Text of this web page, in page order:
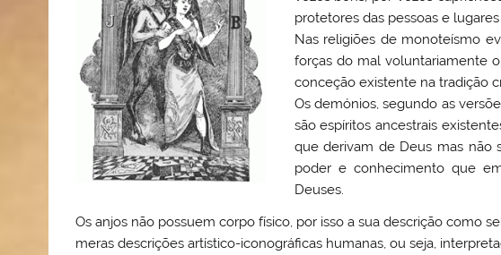
protetores das pessoas e
Nas religiões de monoteísmo
forças do mal voluntariamente
conceção existente na tradição
Os demónios, segundo as
são espíritos ancestrais
que derivam de Deus mas não
poder e conhecimento que
Deuses.
Os anjos não possuem corpo físico, por isso a sua descrição como
meras descrições artístico-iconográficas humanas, ou seja,